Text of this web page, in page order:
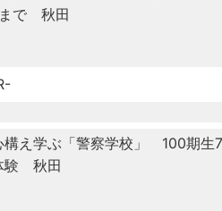
まで 秋田
構え学ぶ「警察学校」 100期生
験 秋田